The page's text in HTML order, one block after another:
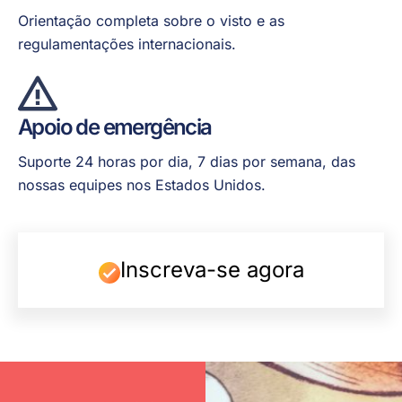
Orientação completa sobre o visto e as
regulamentações internacionais.
Apoio de emergência
Suporte 24 horas por dia, 7 dias por semana, das
nossas equipes nos Estados Unidos.
Inscreva-se agora